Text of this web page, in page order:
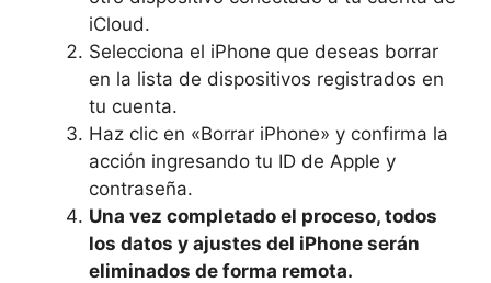
⁣iCloud.
Selecciona el ⁣iPhone que deseas borrar
en⁣ la ‌lista de dispositivos‌ registrados en​
tu cuenta.
Haz clic en «Borrar iPhone» y confirma ​la
acción ⁣ingresando tu ID de Apple y⁣
contraseña.
Una ‌vez completado ‌el proceso, todos
⁢los datos y⁤ ajustes del iPhone serán
eliminados de‍ forma remota.